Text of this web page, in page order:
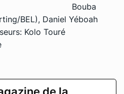
Bouba
BEL), Daniel Yéboah
Kolo Touré